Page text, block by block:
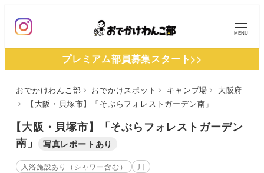
ン
MENU
プレミアム部員募集スタート>>
おでかけわんこ部 おでかけスポット キャンプ場
大阪府
【大阪・貝塚市】「そぶらフォレストガーデン南」
【大阪・貝塚市】「そぶらフォレストガーデン
南」
写真レポートあり
入浴施設あり（シャワー含む）
川